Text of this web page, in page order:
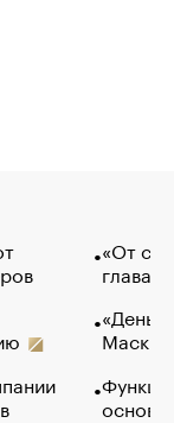
«От
глава
Маск в
основ